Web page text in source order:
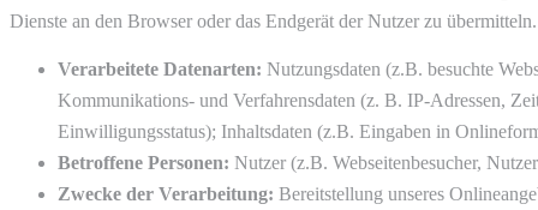
Dienste an den Browser oder das Endgerät der Nutzer zu übermitteln.
Verarbeitete Datenarten: Nutzungsdaten (z.B. besuchte
Kommunikations- und Verfahrensdaten (z. B. IP-Adressen,
Einwilligungsstatus); Inhaltsdaten (z.B. Eingaben in
Betroffene Personen: Nutzer (z.B. Webseitenbesucher,
Zwecke der Verarbeitung: Bereitstellung unseres